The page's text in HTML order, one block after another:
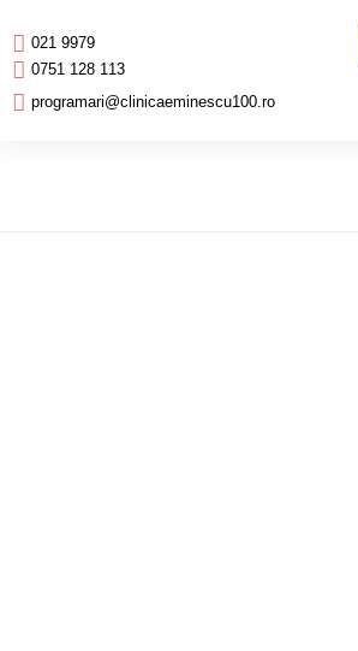
021 9979
0751 128 113
programari@clinicaeminescu100.ro